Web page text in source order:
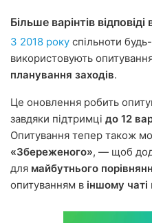
Більше варінтів
З 2018 року спільноти
використовують
планування заходів.
Це оновлення робить
завдяки підтримці до 12
Опитування тепер також
«Збереженого», — щоб
для майбутнього
опитуванням в іншому чаті